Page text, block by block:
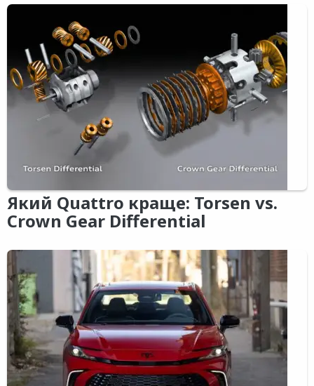
Який Quattro краще: Torsen vs.
Crown Gear Differential